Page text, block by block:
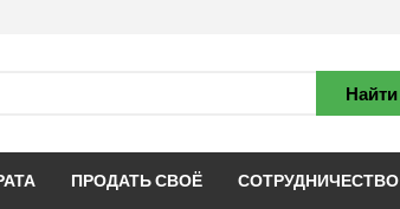
Найти
ПРОДАТЬ СВОЁ СОТРУДНИЧЕСТВО